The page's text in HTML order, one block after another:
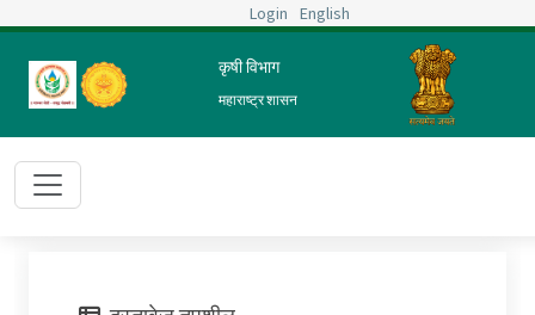
Login English
कृषी विभाग
महाराष्ट्र शासन